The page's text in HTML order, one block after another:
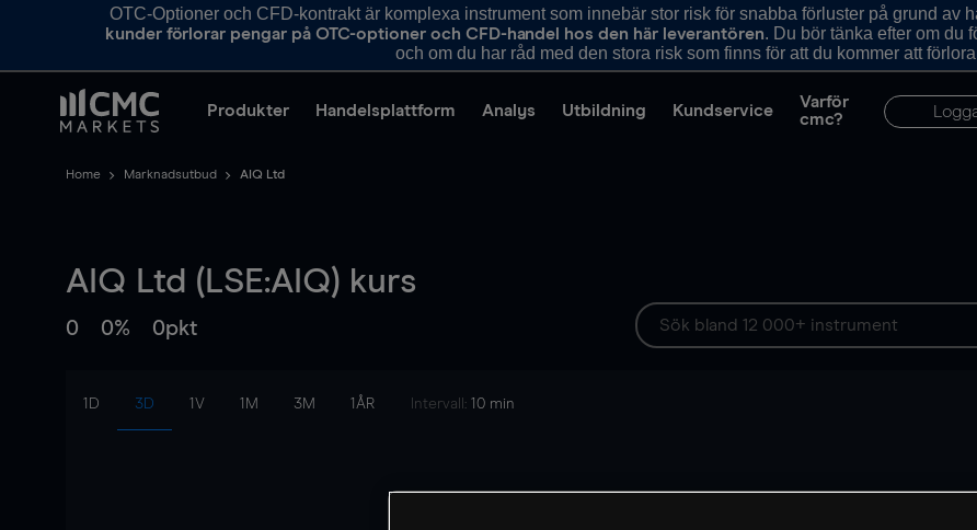
OTC-Optioner och CFD-kontrakt är komplexa instrument som innebär stor risk för snabba förluster på grund av
kunder förlorar pengar på OTC-optioner och CFD-handel hos den här leverantören. Du bör tänka efter om du
och om du har råd med den stora risk som finns för att du kommer att
Produkter Handelsplattform Analys Utbildning Kundservice
Varför
cmc?
Home Marknadsutbud AIQ Ltd
AIQ Ltd (LSE:AIQ) kurs
0 0% 0pkt
1D 3D 1V 1M 3M 1ÅR Intervall: 10 min